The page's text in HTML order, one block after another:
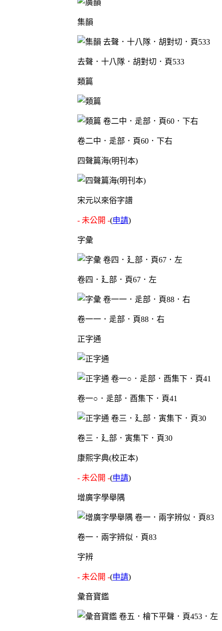
集韻
去聲．十八隊．胡對切．頁533
類篇
卷二中．辵部．頁60．下右
四聲篇海(明刊本)
宋元以來俗字譜
- 未公開 -(申請)
字彙
卷四．廴部．頁67．左
卷一一．辵部．頁88．右
正字通
卷一○．辵部．酉集下．頁41
卷三．廴部．寅集下．頁30
康熙字典(校正本)
- 未公開 -(申請)
增廣字學舉隅
卷一．兩字辨似．頁83
字辨
- 未公開 -(申請)
彙音寶鑑